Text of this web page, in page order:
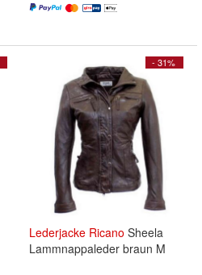
- 31%
Lederjacke Ricano Sheela
Lammnappaleder braun M